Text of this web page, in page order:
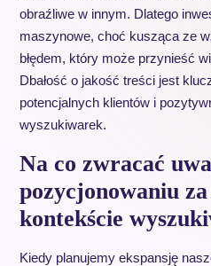
obraźliwe w innym. Dlatego
maszynowe, choć kusząca ze
błędem, który może przynieść
Dbałość o jakość treści jest
potencjalnych klientów i
wyszukiwarek.
Na co zwracać
pozycjonowaniu
kontekście
Kiedy planujemy ekspansję